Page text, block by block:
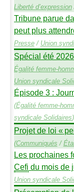
Liberté d’expression
Tribune parue
peut plus
Presse/ Union
Spécial été
Égalité femme-
Union syndicale
Épisode 3 :
(Égalité femme-
syndicale Solidaires)
Projet de loi «
(Communiqués /
Les prochaines
Cefi du mois de
Union syndicale